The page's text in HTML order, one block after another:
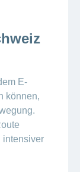
E-
können,
intensiver